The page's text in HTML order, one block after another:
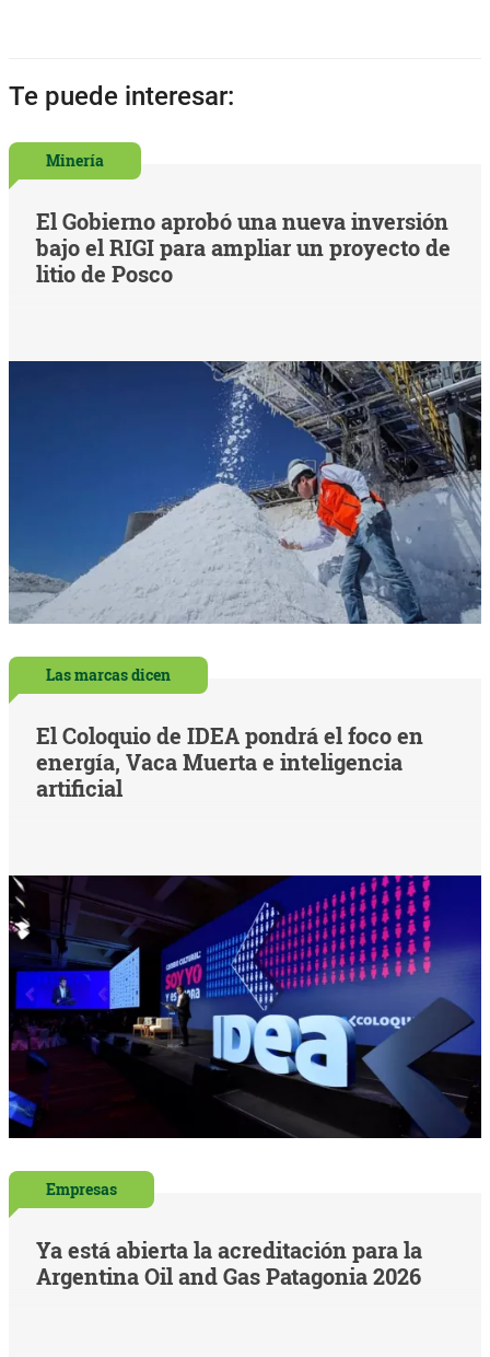
Te puede interesar:
Minería
El Gobierno aprobó una nueva inversión
bajo el RIGI para ampliar un proyecto de
litio de Posco
Las marcas dicen
El Coloquio de IDEA pondrá el foco en
energía, Vaca Muerta e inteligencia
artificial
Empresas
Ya está abierta la acreditación para la
Argentina Oil and Gas Patagonia 2026